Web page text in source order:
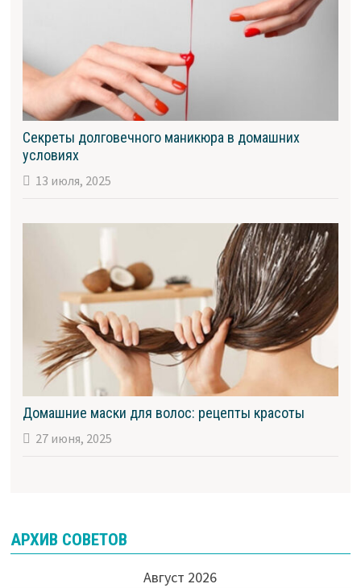
Секреты долговечного маникюра в домашних
условиях
13 июля, 2025
Домашние маски для волос: рецепты красоты
27 июня, 2025
АРХИВ СОВЕТОВ
Август 2026